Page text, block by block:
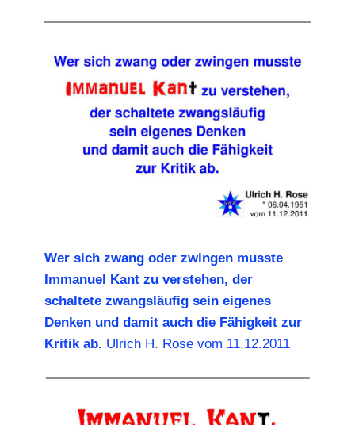
Wer sich zwang oder zwingen musste
Immanuel Kant zu verstehen, der
schaltete zwangsläufig sein eigenes
Denken und damit auch die Fähigkeit zur
Kritik ab. Ulrich H. Rose vom 11.12.2011